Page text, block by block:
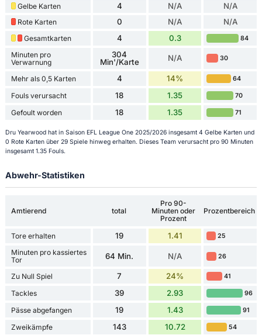
Gelbe Karten 4 N/A N/A
Rote Karten 0 N/A N/A
Gesamtkarten 4 0.3 84
Minuten pro
Verwarnung
304
Min'/Karte
N/A 30
Mehr als 0,5 Karten 4 14% 64
Fouls verursacht 18 1.35 70
Gefoult worden 18 1.35 71
Dru Yearwood hat in Saison EFL League One 2025/2026 insgesamt 4 Gelbe Karten und
0 Rote Karten über 29 Spiele hinweg erhalten. Dieses Team verursacht pro 90 Minuten
insgesamt 1.35 Fouls.
Abwehr-Statistiken
Amtierend total
Pro 90-
Minuten oder
Prozent
Prozentbereich
Tore erhalten 19 1.41 25
Minuten pro kassiertes
Tor
64 Min. N/A 26
Zu Null Spiel 7 24% 41
Tackles 39 2.93 96
Pässe abgefangen 19 1.43 91
Zweikämpfe 143 10.72 54